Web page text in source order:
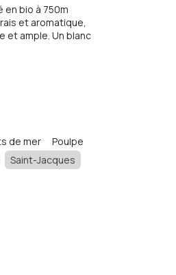
en bio à 750m
et aromatique,
et ample. Un blanc
de mer
Poulpe
Saint-Jacques